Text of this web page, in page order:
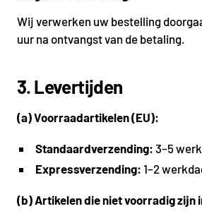
Wij verwerken uw bestelling
uur na ontvangst van de betaling.
3. Levertijden
(a) Voorraadartikelen (EU):
Standaardverzending:3–5
Expressverzending:1–2
(b) Artikelen die niet voorradig zijn